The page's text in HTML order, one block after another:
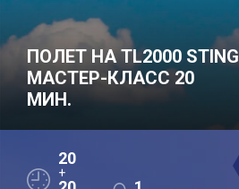
ПОЛЕТ НА TL2000 STING
МАСТЕР-КЛАСС 20
МИН.
20
+